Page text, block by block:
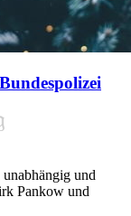
und
Pankow und